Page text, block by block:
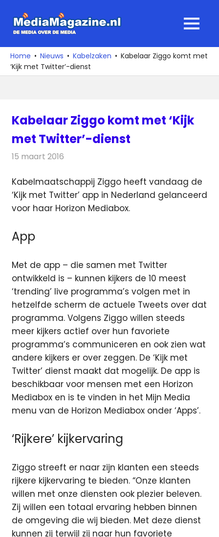
naar
media
over
de
MENU
Home Nieuws Kabelzaken
Kabelaar Ziggo komt met
‘Kijk met Twitter’-dienst
Kabelaar Ziggo komt met ‘Kijk
met Twitter’-dienst
15 maart 2016
Kabelmaatschappij Ziggo heeft vandaag de
‘Kijk met Twitter’ app in Nederland gelanceerd
voor haar Horizon Mediabox.
App
Met de app – die samen met Twitter
ontwikkeld is – kunnen kijkers de 10 meest
‘trending’ live programma’s volgen met in
hetzelfde scherm de actuele Tweets over dat
programma. Volgens Ziggo willen steeds
meer kijkers actief over hun favoriete
programma’s communiceren en ook zien wat
andere kijkers er over zeggen. De ‘Kijk met
Twitter’ dienst maakt dat mogelijk. De app is
beschikbaar voor mensen met een Horizon
Mediabox en is te vinden in het Mijn Media
menu van de Horizon Mediabox onder ‘Apps’.
‘Rijkere’ kijkervaring
Ziggo streeft er naar zijn klanten een steeds
rijkere kijkervaring te bieden. “Onze klanten
willen met onze diensten ook plezier beleven.
Zij willen een totaal ervaring hebben binnen
de omgeving die wij bieden. Met deze dienst
kunnen zij terwijl zij naar hun favoriete